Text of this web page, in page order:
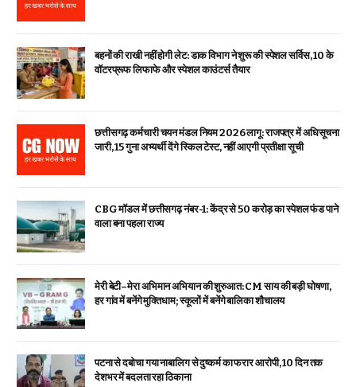
बहनों की राखी नहीं होगी लेट: डाक विभाग ने शुरू की स्पेशल सर्विस, ₹10 के
वॉटरप्रूफ लिफाफे और स्पेशल काउंटर्स तैयार
छत्तीसगढ़ कर्मचारी चयन मंडल नियम 2026 लागू: राजपत्र में अधिसूचना
जारी, 15 गुना अभ्यर्थी देंगे स्किल टेस्ट, नहीं आएगी प्रतीक्षा सूची
CBG मॉडल में छत्तीसगढ़ नंबर-1: केंद्र से ₹50 करोड़ का स्पेशल फंड पाने
वाला बना पहला राज्य
मेरी बेटी–मेरा अभिमान अभियान की शुरुआत: CM साय की बड़ी घोषणा,
हर गांव में बनेंगे मुक्तिधाम; स्कूलों में बनेंगे बालिका शौचालय
पटना से दबोचा गया नाबालिग से दुष्कर्म का फरार आरोपी, 10 दिन तक
देशभर में बदलता रहा ठिकाना